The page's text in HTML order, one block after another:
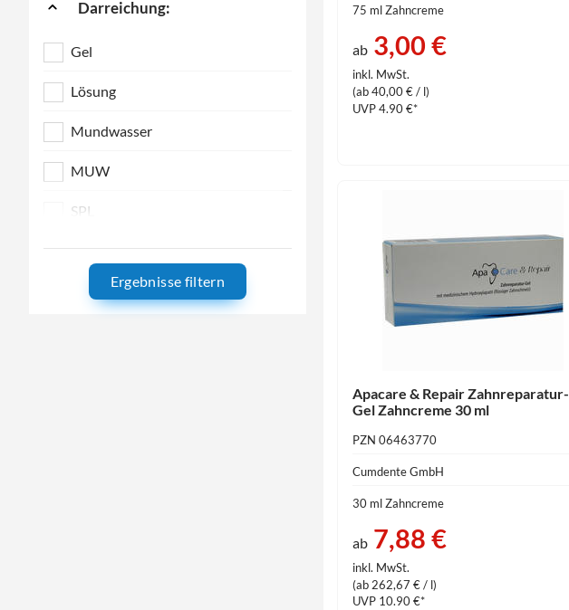
Darreichung:
Gel
Lösung
Mundwasser
MUW
SPL
Zahncreme
ZCR
Ergebnisse filtern
75 ml Zahncreme
ab 3,00 €
inkl. MwSt.
(ab 40,00 € / l)
UVP 4.90 €*
Apacare & Repair Zahnreparatur-
Gel Zahncreme 30 ml
PZN 06463770
Cumdente GmbH
30 ml Zahncreme
ab 7,88 €
inkl. MwSt.
(ab 262,67 € / l)
UVP 10.90 €*